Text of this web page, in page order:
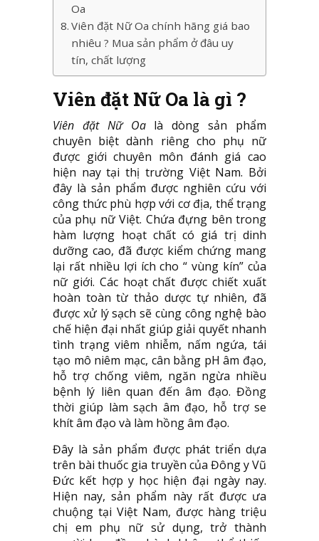
Oa
Viên đặt Nữ Oa chính hãng giá bao
nhiêu ? Mua sản phẩm ở đâu uy
tín, chất lượng
Viên đặt Nữ Oa là gì ?
Viên đặt Nữ Oalà dòng sản phẩm
chuyên biệt dành riêng cho phụ nữ
được giới chuyên môn đánh giá cao
hiện nay tại thị trường Việt Nam. Bởi
đây là sản phẩm được nghiên cứu với
công thức phù hợp với cơ địa, thể trạng
của phụ nữ Việt. Chứa đựng bên trong
hàm lượng hoạt chất có giá trị dinh
dưỡng cao, đã được kiểm chứng mang
lại rất nhiều lợi ích cho “ vùng kín” của
nữ giới. Các hoạt chất được chiết xuất
hoàn toàn từ thảo dược tự nhiên, đã
được xử lý sạch sẽ cùng công nghệ bào
chế hiện đại nhất giúp giải quyết nhanh
tình trạng viêm nhiễm, nấm ngứa, tái
tạo mô niêm mạc, cân bằng pH âm đạo,
hỗ trợ chống viêm, ngăn ngừa nhiều
bệnh lý liên quan đến âm đạo. Đồng
thời giúp làm sạch âm đạo, hỗ trợ se
khít âm đạo và làm hồng âm đạo.
Đây là sản phẩm được phát triển dựa
trên bài thuốc gia truyền của Đông y Vũ
Đức kết hợp y học hiện đại ngày nay.
Hiện nay, sản phẩm này rất được ưa
chuộng tại Việt Nam, được hàng triệu
chị em phụ nữ sử dụng, trở thành